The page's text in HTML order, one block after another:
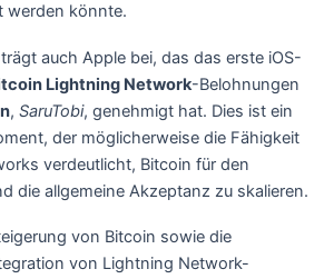
werden könnte.
auch Apple bei, das das erste iOS-
Lightning Network-Belohnungen
, SaruTobi, genehmigt hat. Dies ist ein
der möglicherweise die Fähigkeit
verdeutlicht, Bitcoin für den
die allgemeine Akzeptanz zu skalieren.
von Bitcoin sowie die
von Lightning Network-